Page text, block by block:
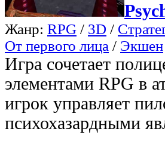
Жанр: RPG / 3D /
От первого лица / Экшен
Игра сочетает
элементами RPG в
игрок управляет
психохазардными